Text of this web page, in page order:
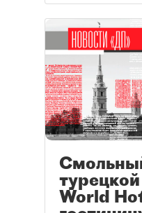
удивило: RC
рядовой
Тем
офисах
World